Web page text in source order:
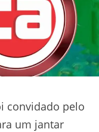
convidado pelo
um jantar